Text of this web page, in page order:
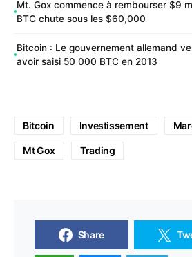
Mt. Gox commence à rembourser $9
BTC chute sous les $60,000
Bitcoin : Le gouvernement allemand
avoir saisi 50 000 BTC en 2013
Bitcoin Investissement
Mt Gox Trading
Share